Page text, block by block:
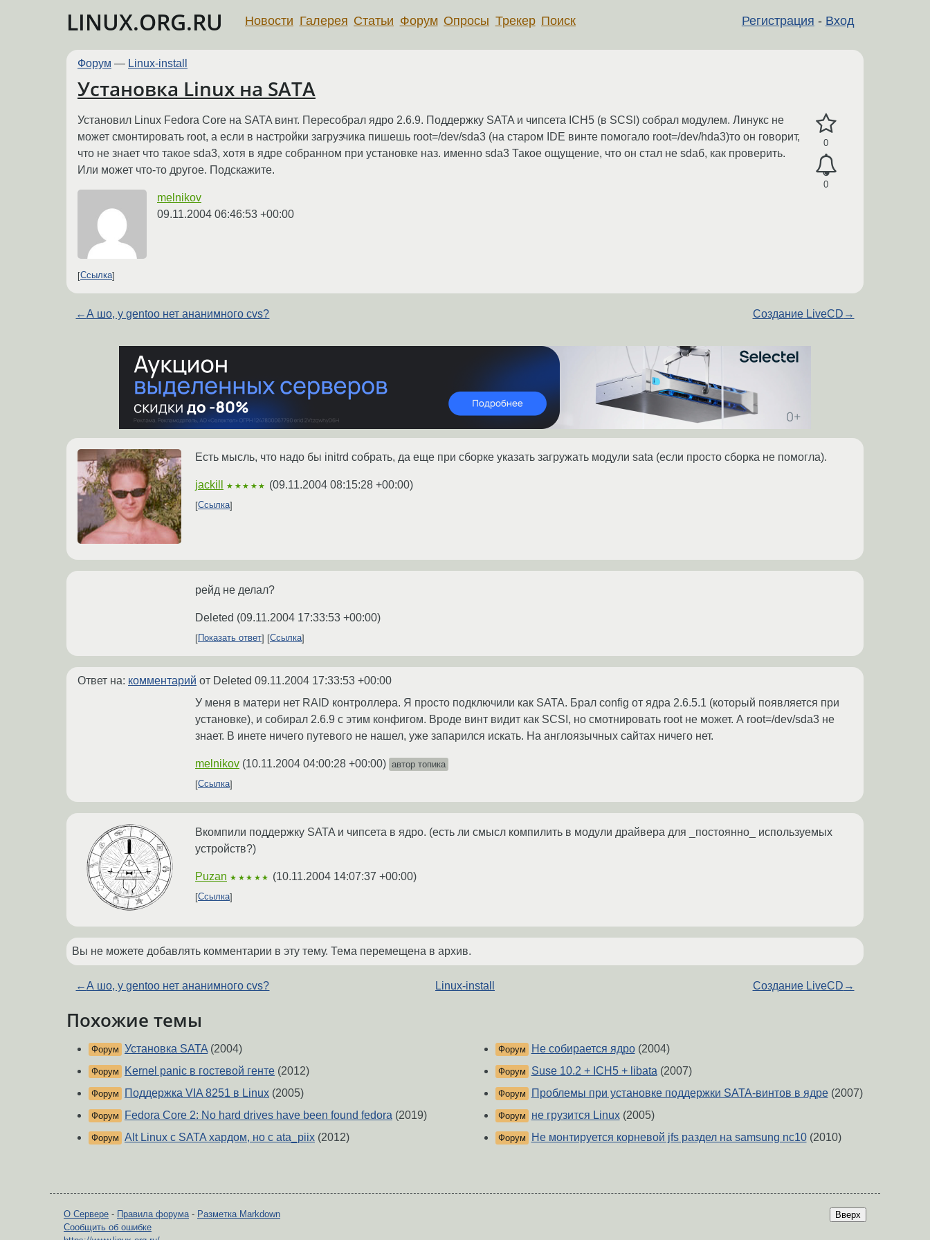
LINUX.ORG.RU Регистрация - Вход
Новости Галерея Статьи Форум Опросы Трекер Поиск
Форум — Linux-install
Установка Linux на SATA
0
0
Установил Linux Fedora Core на SATA винт. Пересобрал ядро 2.6.9. Поддержку SATA и чипсета ICH5 (в SCSI) собрал модулем. Линукс не
может смонтировать root, а если в настройки загрузчика пишешь root=/dev/sda3 (на старом IDE винте помогало root=/dev/hda3)то он говорит,
что не знает что такое sda3, хотя в ядре собранном при установке наз. именно sda3 Такое ощущение, что он стал не sdaб, как проверить.
Или может что-то другое. Подскажите.
melnikov
09.11.2004 06:46:53 +00:00
Ссылка
←А шо, у gentoo нет ананимного cvs? Создание LiveCD →
Есть мысль, что надо бы initrd собрать, да еще при сборке указать загружать модули sata (если просто сборка не помогла).
jackill ★★★★★ (09.11.2004 08:15:28 +00:00)
Ссылка
рейд не делал?
Deleted (09.11.2004 17:33:53 +00:00)
Показать ответ Ссылка
Ответ на: комментарий от Deleted 09.11.2004 17:33:53 +00:00
У меня в матери нет RAID контроллера. Я просто подключили как SATA. Брал config от ядра 2.6.5.1 (который появляется при
установке), и собирал 2.6.9 с этим конфигом. Вроде винт видит как SCSI, но смотнировать root не может. А root=/dev/sda3 не
знает. В инете ничего путевого не нашел, уже запарился искать. На англоязычных сайтах ничего нет.
melnikov (10.11.2004 04:00:28 +00:00) автор топика
Ссылка
Вкомпили поддержку SATA и чипсета в ядро. (есть ли смысл компилить в модули драйвера для _постоянно_ используемых
устройств?)
Puzan ★★★★★ (10.11.2004 14:07:37 +00:00)
Ссылка
Вы не можете добавлять комментарии в эту тему. Тема перемещена в архив.
←А шо, у gentoo нет ананимного cvs? Linux-install Создание LiveCD →
Похожие темы
Форум Установка SATA(2004)
Форум Kernel panic в гостевой генте (2012)
Форум Поддержка VIA 8251 в Linux (2005)
Форум Fedora Core 2: No hard drives have been found fedora (2019)
Форум Alt Linux c SATA хардом, но с ata_piix (2012)
Форум Не собирается ядро(2004)
Форум Suse 10.2 + ICH5 + libata(2007)
Форум Проблемы при установке поддержки SATA-винтов в ядре(2007)
Форум не грузится Linux(2005)
Форум Не монтируется корневой jfs раздел на samsung nc10(2010)
Вверх
О Сервере - Правила форума- Разметка Markdown
Сообщить об ошибке